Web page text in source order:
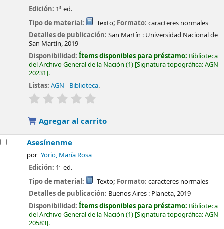
Edición: 1ª ed.
Tipo de material:
Texto; Formato: caracteres normales
Detalles de publicación:San Martín : Universidad Nacional de
San Martín,2019
Disponibilidad:Ítems disponibles para préstamo: Biblioteca
del Archivo General de la Nación (1) Signatura topográfica:AGN
20231 .
Listas: AGN - Biblioteca.
valoración
Agregar al carrito
Asesínenme
por Yorio, María Rosa
Edición: 1ª ed.
Tipo de material:
Texto; Formato: caracteres normales
Detalles de publicación: Buenos Aires : Planeta,2019
Disponibilidad:Ítems disponibles para préstamo: Biblioteca
del Archivo General de la Nación (1) Signatura topográfica:AGN
20583 .